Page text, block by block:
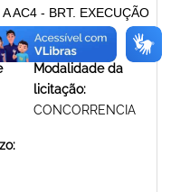
AC4 - BRT. EXECUÇÃO
Modalidade da
licitação:
CONCORRENCIA